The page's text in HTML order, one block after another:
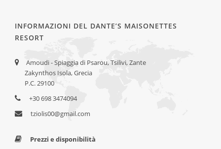
INFORMAZIONI DEL DANTE’S MAISONETTES
RESORT
Amoudi - Spiaggia di Psarou, Tsilivi, Zante
Zakynthos Isola, Grecia
P.C. 29100
+30 698 3474094
tziolis00@gmail.com
Prezzi e disponibilità